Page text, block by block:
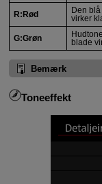
R:Rød
Den
virker
G:Grøn
blade
Bemærk
Toneeffekt